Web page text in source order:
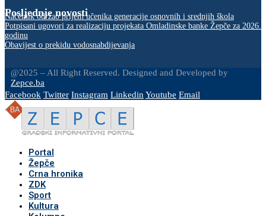
Posljednje novosti
Načelnik održao prijem učenika generacije osnovnih i srednjih škola
Potpisani ugovori za realizaciju projekata Omladinske banke Žepče za 2026.
godinu
Obavijest o prekidu vodosnabdijevanja
@2025 – All Right Reserved. Designed and Developed by
Zepce.ba
Facebook Twitter Instagram LinkedinYoutube Email
Portal
Žepče
Crna hronika
ZDK
Sport
Kultura